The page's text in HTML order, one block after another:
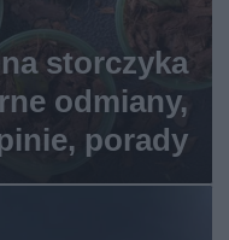
storczyka
odmiany,
porady